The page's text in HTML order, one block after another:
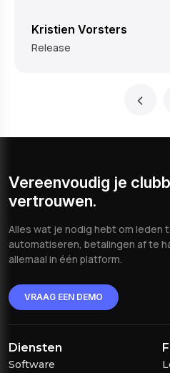
Kristien Vorsters
Release
‹
Vereenvoudig je
vertrouwen.
Alles wat je nodig hebt om leden
automatiseren, betalingen af te
allemaal in één platform.
VRAAG EEN DEMO
Diensten
Software